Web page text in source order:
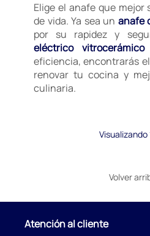
Elige el anafe que mejor
de vida. Ya sea un anafe
por su rapidez y
eléctrico vitrocerámico
eficiencia, encontrarás
renovar tu cocina y
culinaria.
Visualizando
Volver
Atención al cliente